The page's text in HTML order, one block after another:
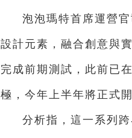
泡泡瑪特首席運營
設計元素，融合創意與
完成前期測試，此前已
極，今年上半年將正式
分析指，這一系列